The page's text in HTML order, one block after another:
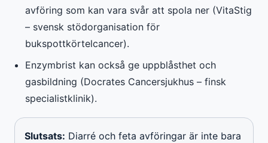
avföring som kan vara svår att spola ner (VitaStig
– svensk stödorganisation för
bukspottkörtelcancer).
Enzymbrist kan också ge uppblåsthet och
gasbildning (Docrates Cancersjukhus – finsk
specialistklinik).
Slutsats: Diarré och feta avföringar är inte bara